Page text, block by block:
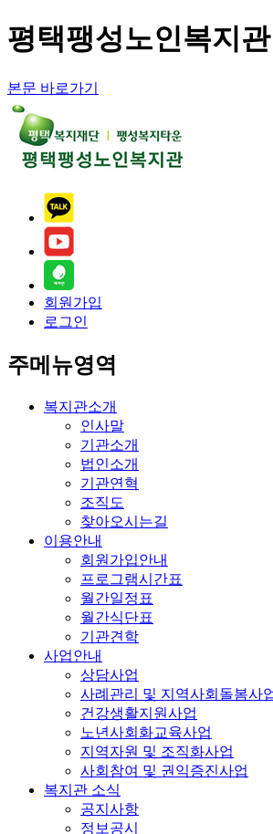
평택팽성노인복지관
본문 바로가기
회원가입
로그인
주메뉴영역
복지관소개
인사말
기관소개
법인소개
기관연혁
조직도
찾아오시는길
이용안내
회원가입안내
프로그램시간표
월간일정표
월간식단표
기관견학
사업안내
상담사업
사례관리 및 지역사회돌봄사
건강생활지원사업
노년사회화교육사업
지역자원 및 조직화사업
사회참여 및 권익증진사업
복지관 소식
공지사항
정보공시